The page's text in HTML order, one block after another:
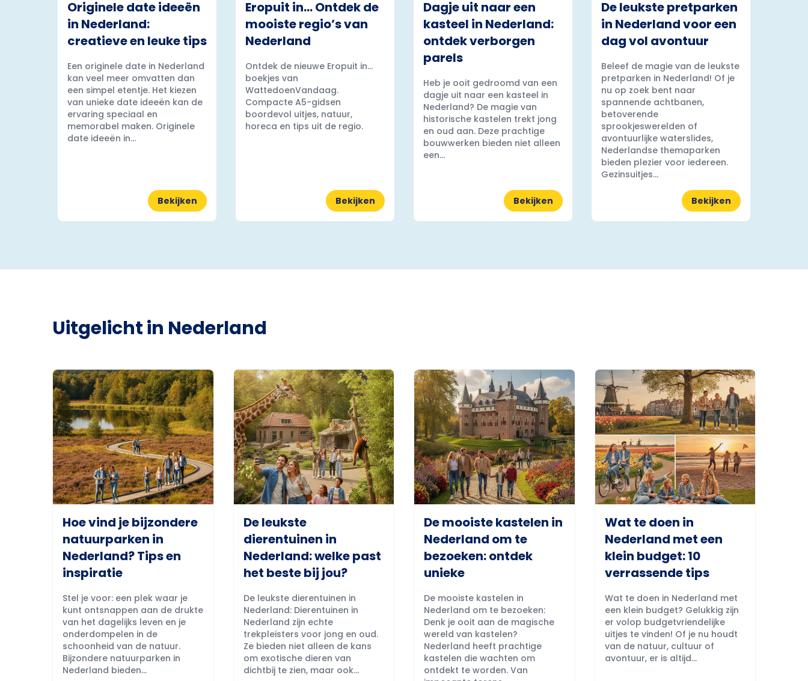
Originele date ideeën
in Nederland:
creatieve en leuke tips
Een originele date in Nederland
kan veel meer omvatten dan
een simpel etentje. Het kiezen
van unieke date ideeën kan de
ervaring speciaal en
memorabel maken. Originele
date ideeën in...
Bekijken
Eropuit in… Ontdek de
mooiste regio’s van
Nederland
Ontdek de nieuwe Eropuit in...
boekjes van
WattedoenVandaag.
Compacte A5-gidsen
boordevol uitjes, natuur,
horeca en tips uit de regio.
Bekijken
Dagje uit naar een
kasteel in Nederland:
ontdek verborgen
parels
Heb je ooit gedroomd van een
dagje uit naar een kasteel in
Nederland? De magie van
historische kastelen trekt jong
en oud aan. Deze prachtige
bouwwerken bieden niet alleen
een...
Bekijken
De leukste pretparken
in Nederland voor een
dag vol avontuur
Beleef de magie van de leukste
pretparken in Nederland! Of je
nu op zoek bent naar
spannende achtbanen,
betoverende
sprookjeswerelden of
avontuurlijke waterslides,
Nederlandse themaparken
bieden plezier voor iedereen.
Gezinsuitjes...
Bekijken
Uitgelicht in Nederland
Hoe vind je bijzondere
natuurparken in
Nederland? Tips en
inspiratie
Stel je voor: een plek waar je
kunt ontsnappen aan de drukte
van het dagelijks leven en je
onderdompelen in de
schoonheid van de natuur.
Bijzondere natuurparken in
Nederland bieden...
De leukste
dierentuinen in
Nederland: welke past
het beste bij jou?
De leukste dierentuinen in
Nederland: Dierentuinen in
Nederland zijn echte
trekpleisters voor jong en oud.
Ze bieden niet alleen de kans
om exotische dieren van
dichtbij te zien, maar ook...
De mooiste kastelen in
Nederland om te
bezoeken: ontdek
unieke
De mooiste kastelen in
Nederland om te bezoeken:
Denk je ooit aan de magische
wereld van kastelen?
Nederland heeft prachtige
kastelen die wachten om
ontdekt te worden. Van
Wat te doen in
Nederland met een
klein budget: 10
verrassende tips
Wat te doen in Nederland met
een klein budget? Gelukkig zijn
er volop budgetvriendelijke
uitjes te vinden! Of je nu houdt
van de natuur, cultuur of
avontuur, er is altijd...